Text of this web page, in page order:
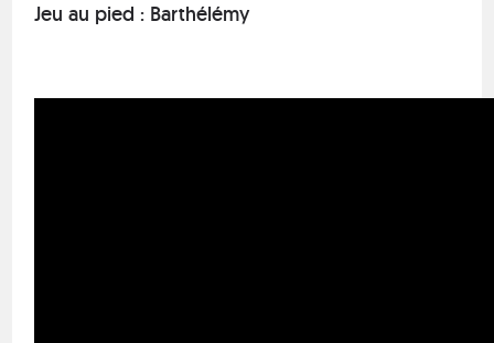
Jeu au pied : Barthélémy